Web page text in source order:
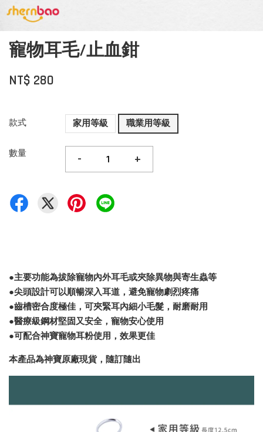
寵物耳毛/止血鉗
NT$ 280
款式 家用等級 職業用等級
數量 - +
●主要功能為拔除寵物內外耳毛或夾除異物與寄生蟲等
●尖頭設計可以順暢深入耳道，避免寵物劇烈疼痛
●齒槽密合度極佳，可夾緊耳內細小毛髮，耐磨耐用
●醫療級鋼材堅固又安全，寵物安心使用
●可配合神寶寵物耳粉使用，效果更佳
本產品為神寶原廠現貨，隨訂隨出